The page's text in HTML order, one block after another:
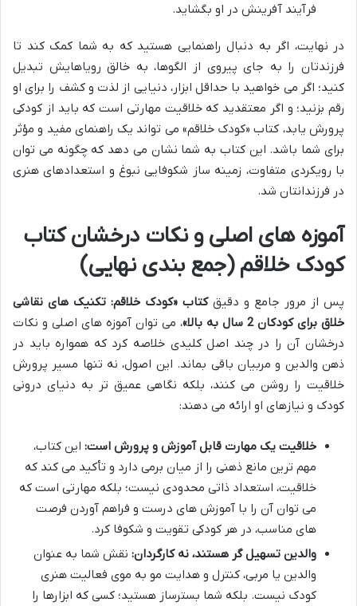
فرآیند آفرینش در او بگشاید.
در نهایت، اگر به دنبال راهنمایی هستید که به شما کمک کند تا
فرزندتان را به جای پیروی از الگوها، به خالق رویاهایش تبدیل
کنید؛ اگر می خواهید با حداقل ابزار، دنیایی از لذت و کشف را برای او
رقم بزنید؛ و اگر معتقدید که خلاقیت مهارتی است که باید از کودکی
پرورش یابد، کتاب «کودک خلاقم» می تواند یک راهنمای مفید و مؤثر
برای شما باشد. این کتاب به شما نشان می دهد که چگونه می توان
با رویکردی متفاوت، زمینه ساز شکوفایی نبوغ و استعدادهای هنری
در فرزندانتان شد.
آموزه های اصلی و نکات درخشان کتاب
کودک خلاقم (جمع بندی نهایی)
پس از مرور جامع و دقیقکتاب «کودک خلاقم: تکنیک های نقاشی
خلاق برای کودکان 2 سال به بالا»
، می توان آموزه های اصلی و نکات
درخشان آن را در چند اصل کلیدی خلاصه کرد که همواره باید در
ذهن والدین و مربیان باقی بماند. این اصول، نه تنها مسیر پرورش
خلاقیت را روشن می کنند، بلکه نگاهی عمیق تر به دنیای درونی
کودک و نیازهای او ارائه می دهند:
خلاقیت یک مهارت قابل آموزش و پرورش است: این کتاب،
مهم ترین مانع ذهنی را از میان برمی دارد و تأکید می کند که
خلاقیت، استعداد ذاتی محدودی نیست؛ بلکه مهارتی است که
می توان آن را با آموزش های درست و فراهم آوردن فرصت
های مناسب، در هر کودکی تقویت و شکوفا کرد.
والدین تسهیل گر هستند، نه کارگردان: نقش شما به عنوان
والدین یا مربی، کنترل و هدایت مو به موی فعالیت هنری
کودک نیست. بلکه شما بسترساز هستید؛ کسی که ابزارها را